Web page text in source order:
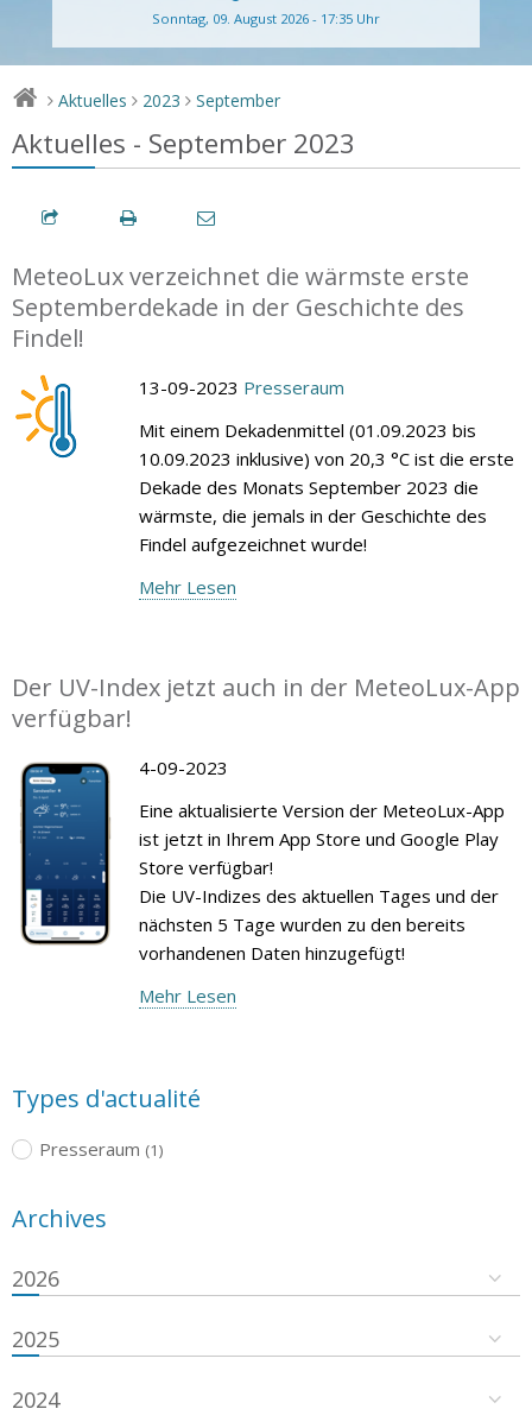
Sonntag, 09. August 2026 - 17:35 Uhr
> Aktuelles > 2023 > September
Aktuelles - September 2023
MeteoLux verzeichnet die wärmste erste
Septemberdekade in der Geschichte des
Findel!
13-09-2023 Presseraum
Mit einem Dekadenmittel (01.09.2023 bis
10.09.2023 inklusive) von 20,3 °C ist die erste
Dekade des Monats September 2023 die
wärmste, die jemals in der Geschichte des
Findel aufgezeichnet wurde!
Mehr Lesen
Der UV-Index jetzt auch in der MeteoLux-App
verfügbar!
4-09-2023
Eine aktualisierte Version der MeteoLux-App
ist jetzt in Ihrem App Store und Google Play
Store verfügbar!
Die UV-Indizes des aktuellen Tages und der
nächsten 5 Tage wurden zu den bereits
vorhandenen Daten hinzugefügt!
Mehr Lesen
Types d'actualité
Presseraum (1)
Archives
2026
2025
2024